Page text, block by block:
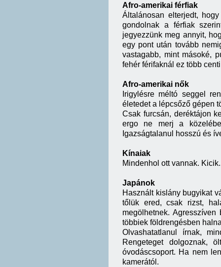
Afro-amerikai férfiak
Általánosan elterjedt,
gondolnak a férfiak
jegyezzünk meg annyit,
egy pont után tovább
vastagabb, mint másoké,
fehér férifaknál ez több
Afro-amerikai nők
Irigylésre méltó seggel
életedet a lépcsőző gépen
Csak furcsán, deréktájon
ergo ne merj a
Igazságtalanul hosszú és
Kínaiak
Mindenhol ott vannak.
Japánok
Használt kislány bugyikat
tőlük ered, csak rizst,
megölhetnek.
többiek földrengésben
Olvashatatlanul írnak,
Rengeteget dolgoznak,
óvodáscsoport. Ha nem
kamerától.